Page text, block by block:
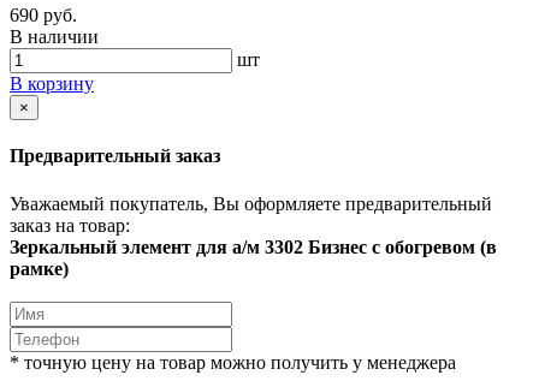
690 руб.
В наличии
шт
В корзину
×
Предварительный заказ
Уважаемый покупатель, Вы оформляете предварительный
заказ на товар:
Зеркальный элемент для а/м 3302 Бизнес с обогревом (в
рамке)
* точную цену на товар можно получить у менеджера